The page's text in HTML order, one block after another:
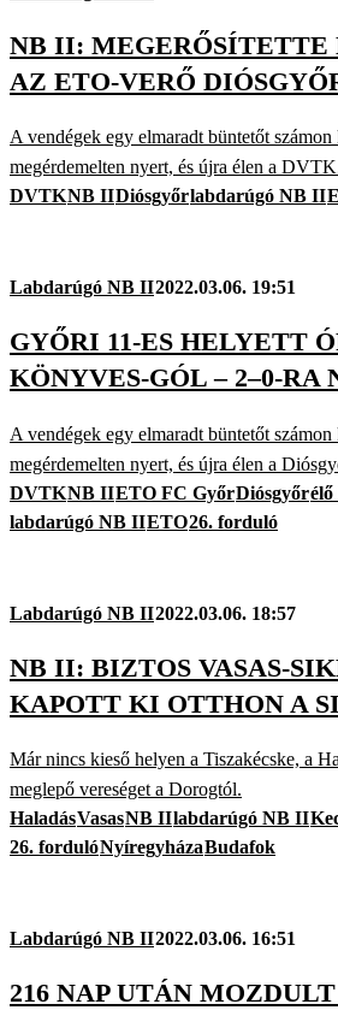
NB II: MEGERŐSÍTETTE
AZ ETO-VERŐ
A vendégek egy elmaradt büntetőt számon
megérdemelten nyert, és újra élen a
DVTKNB IIDiósgyőrlabdarúgó NB II
Labdarúgó NB II2022.03.06. 19:51
GYŐRI 11-ES HELYETT
KÖNYVES-GÓL – 2–0-RA
A vendégek egy elmaradt büntetőt számon
megérdemelten nyert, és újra élen a
DVTKNB IIETO FC GyőrDiósgyőrélő
labdarúgó NB IIETO26. forduló
Labdarúgó NB II2022.03.06. 18:57
NB II: BIZTOS VASAS-
KAPOTT KI OTTHON A
Már nincs kieső helyen a Tiszakécske, a
meglepő vereséget a Dorogtól.
HaladásVasasNB IIlabdarúgó NB II
26. fordulóNyíregyházaBudafok
Labdarúgó NB II2022.03.06. 16:51
216 NAP UTÁN